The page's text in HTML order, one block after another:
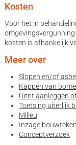
Kosten
Voor het in
omgevingsvergunning
kosten is afhankelijk
Meer over
Slopen en/of
Kappen van
Uitrit aanleggen
Toetsing uiterlijk
Milieu
Inzage
Conceptverzoek